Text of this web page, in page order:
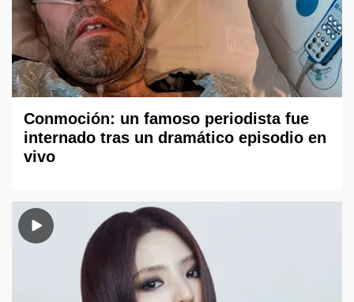
Conmoción: un famoso periodista fue
internado tras un dramático episodio en
vivo